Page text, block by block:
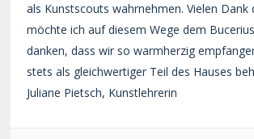
als Kunstscouts wahrnehmen. Vielen Dank
möchte ich auf diesem Wege dem
danken, dass wir so warmherzig
stets als gleichwertiger Teil des Hauses
Juliane Pietsch, Kunstlehrerin